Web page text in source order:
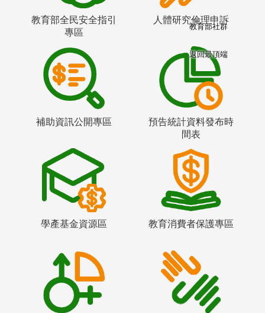
教育部全民安全指引
專區
人體研究倫理申訴
補助資訊公開專區
預告統計資料發布時
間表
學產基金資源區 教育消費者保護專區
教育部社群
返回最頂端